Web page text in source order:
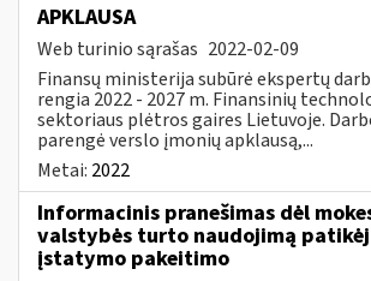
APKLAUSA
Web turinio sąrašas 2022-02-09
Finansų ministerija subūrė ekspertų
rengia 2022 - 2027 m. Finansinių
sektoriaus plėtros gaires Lietuvoje.
parengė verslo įmonių apklausą,...
Metai: 2022
Informacinis pranešimas dėl
valstybės turto naudojimą
įstatymo pakeitimo